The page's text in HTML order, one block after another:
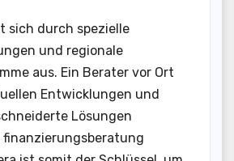
sich durch spezielle
und regionale
aus. Ein Berater vor Ort
Entwicklungen und
Lösungen
finanzierungsberatung